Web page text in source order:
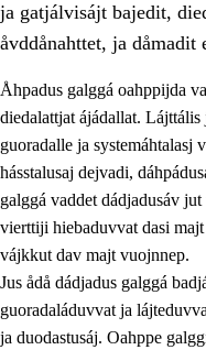
1. Åhpadusá
1.1 Almasjárvvo
1.2 Identitiehtta ja
1.3 Lájttális
ja gatjálvisájt bajedit,
åvddånahttet, ja dåmadit
Åhpadus galggá oahppijda
diedalattjat ájádallat.
guoradalle ja systemáhtalasj
hásstalusaj dejvadi,
galggá vaddet dádjadusáv
vierttiji hiebaduvvat dasi
vájkkut dav majt vuojnnep.
Jus ådå dádjadus galggá
guoradaláduvvat ja
ja duodastusáj. Oahppe